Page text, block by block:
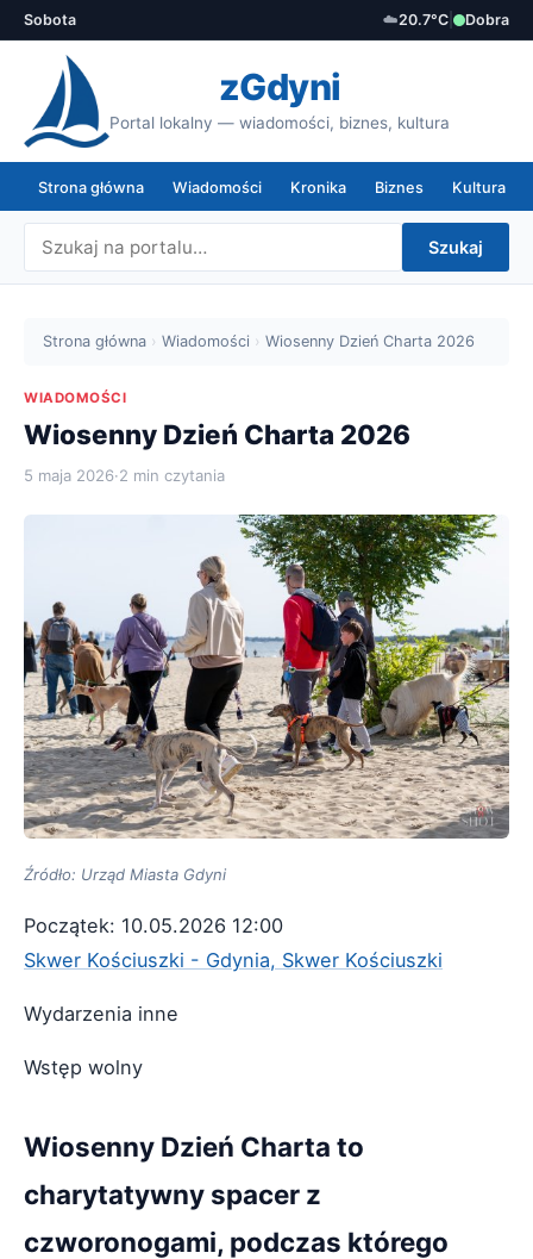
Sobota ☁️20.7°C Dobra
zGdyni
Portal lokalny — wiadomości, biznes, kultura
Strona główna Wiadomości Kronika Biznes Kultura
Szukaj
Strona główna › Wiadomości › Wiosenny Dzień Charta 2026
WIADOMOŚCI
Wiosenny Dzień Charta 2026
5 maja 2026·2 min czytania
Źródło: Urząd Miasta Gdyni
Początek: 10.05.2026 12:00
Skwer Kościuszki - Gdynia, Skwer Kościuszki
Wydarzenia inne
Wstęp wolny
Wiosenny Dzień Charta to
charytatywny spacer z
czworonogami, podczas którego